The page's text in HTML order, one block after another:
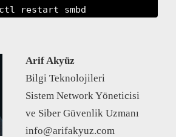
Arif Akyüz
Bilgi Teknolojileri
Sistem Network Yöneticisi
ve Siber Güvenlik Uzmanı
info@arifakyuz.com